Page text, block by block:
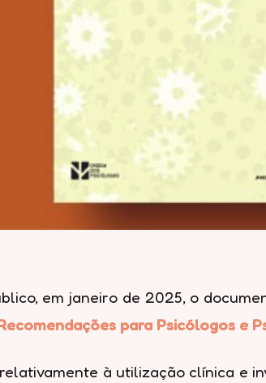
em janeiro de 2025, o
para Psicólogos e
à utilização clínica e